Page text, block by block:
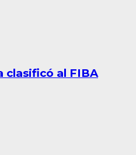
clasificó al FIBA